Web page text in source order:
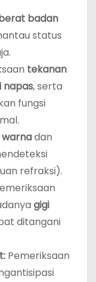
badan
status
tekanan
napas, serta
fungsi
dan
refraksi).
gigi
ditangani
Pemeriksaan